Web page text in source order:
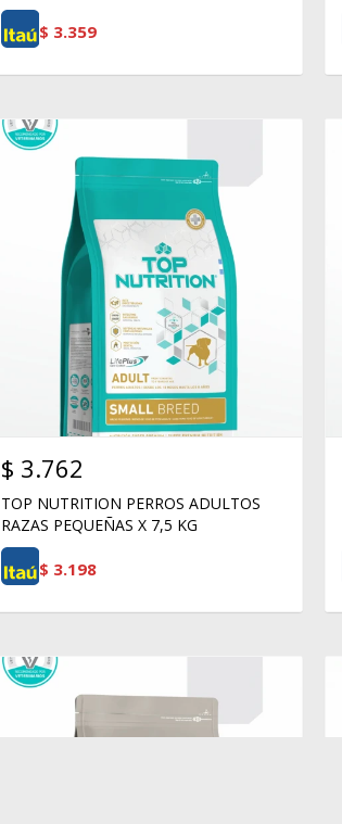
$ 3.359
$ 3.762
TOP NUTRITION PERROS ADULTOS
RAZAS PEQUEÑAS X 7,5 KG
$ 3.198